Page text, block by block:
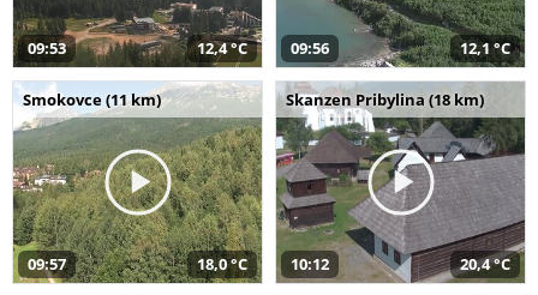
09:53 12,4 °C 09:56 12,1 °C
Smokovce (11 km)
09:57 18,0 °C
Skanzen Pribylina (18 km)
10:12 20,4 °C